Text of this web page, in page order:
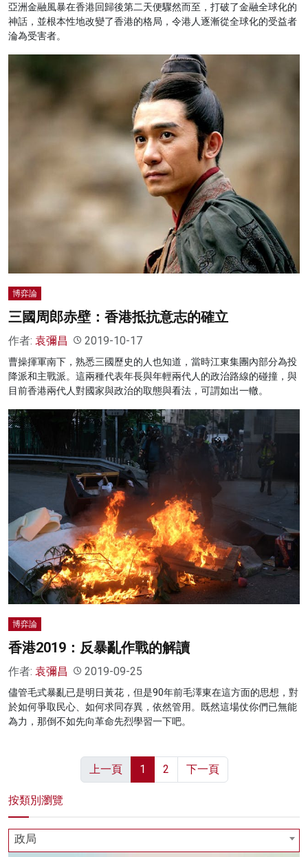
亞洲金融風暴在香港回歸後第二天便驟然而至，打破了金融全球化的
神話，並根本性地改變了香港的格局，令港人逐漸從全球化的受益者
淪為受害者。
博弈論
三國周郎赤壁：香港抵抗意志的確立
作者: 袁彌昌 2019-10-17
曹操揮軍南下，熟悉三國歷史的人也知道，當時江東集團內部分為投
降派和主戰派。這兩種代表年長與年輕兩代人的政治路線的碰撞，與
目前香港兩代人對國家與政治的取態與看法，可謂如出一轍。
博弈論
香港2019：反暴亂作戰的解讀
作者: 袁彌昌 2019-09-25
儘管毛式暴亂已是明日黃花，但是90年前毛澤東在這方面的思想，對
於如何爭取民心、如何求同存異，依然管用。既然這場仗你們已無能
為力，那倒不如先向革命先烈學習一下吧。
上一頁 1 2 下一頁
按類別瀏覽
政局